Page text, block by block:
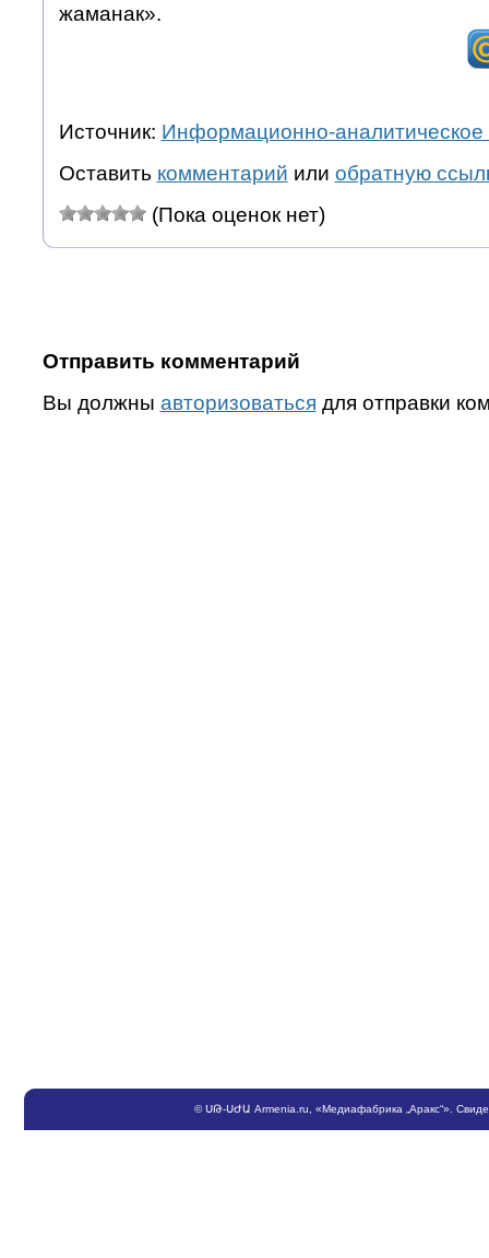
жаманак».
Источник: Информационно-аналитическое
Оставить комментарий или обратную
(Пока оценок нет)
Отправить комментарий
Вы должны авторизоваться для отправки
©ՍԹ-ՍԺԱ Armenia.ru , «Медиафабрика „Аракс“».